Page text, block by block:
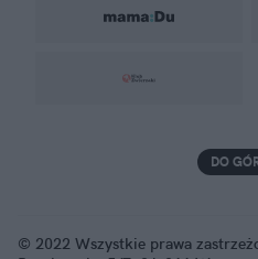
DO
© 2022 Wszystkie prawa